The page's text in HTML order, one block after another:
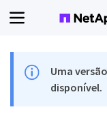
Uma
disponível.